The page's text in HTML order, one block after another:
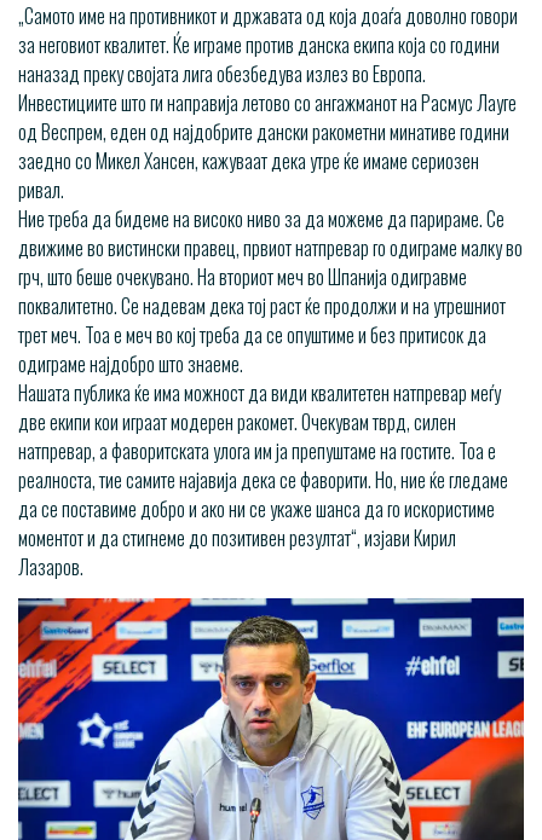
„Самото име на противникот и државата од која доаѓа доволно говори
за неговиот квалитет. Ќе играме против данска екипа која со години
наназад преку својата лига обезбедува излез во Европа.
Инвестициите што ги направија летово со ангажманот на Расмус Лауге
од Веспрем, еден од најдобрите дански ракометни минативе години
заедно со Микел Хансен, кажуваат дека утре ќе имаме сериозен
ривал.
Ние треба да бидеме на високо ниво за да можеме да парираме. Се
движиме во вистински правец, првиот натпревар го одиграме малку во
грч, што беше очекувано. На вториот меч во Шпанија одигравме
поквалитетно. Се надевам дека тој раст ќе продолжи и на утрешниот
трет меч. Тоа е меч во кој треба да се опуштиме и без притисок да
одиграме најдобро што знаеме.
Нашата публика ќе има можност да види квалитетен натпревар меѓу
две екипи кои играат модерен ракомет. Очекувам тврд, силен
натпревар, а фаворитската улога им ја препуштаме на гостите. Тоа е
реалноста, тие самите најавија дека се фаворити. Но, ние ќе гледаме
да се поставиме добро и ако ни се укаже шанса да го искористиме
моментот и да стигнеме до позитивен резултат“, изјави Кирил
Лазаров.